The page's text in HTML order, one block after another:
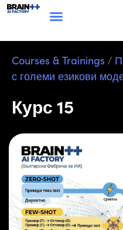
Courses & Trainings /
с големи езикови
Курс 15